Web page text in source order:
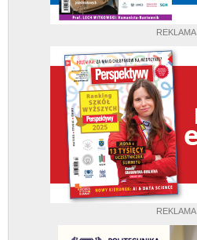
REKLAMA
REKLAMA